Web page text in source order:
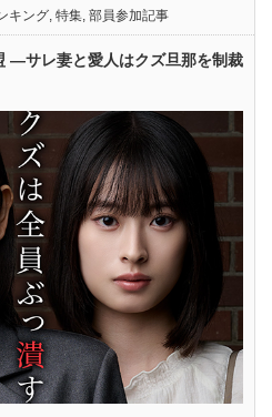
キング, 特集, 部員参加記事
—サレ妻と愛人はクズ旦那を制裁